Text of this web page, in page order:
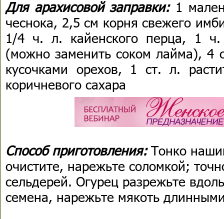
Для арахисовой заправки: 1
чеснока, 2,5 см корня свежего
1/4 ч. л. кайенского перца, 1
(можно заменить соком лайма), 4
кусочками орехов, 1 ст. л.
коричневого сахара
Способ приготовления:Тонко
очистите, нарежьте соломкой;
сельдерей. Огурец разрежьте
семена, нарежьте мякоть